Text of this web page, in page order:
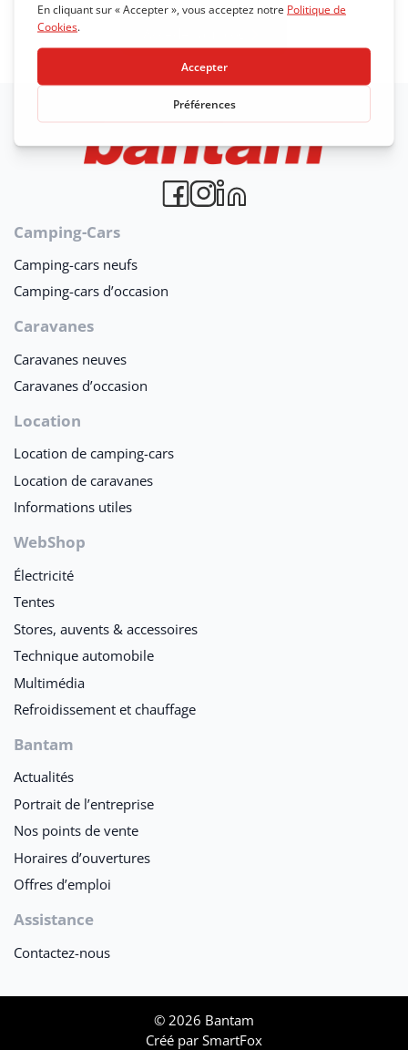
Camping-Cars
Camping-cars neufs
Camping-cars d’occasion
Caravanes
Caravanes neuves
Caravanes d’occasion
Location
Location de camping-cars
Location de caravanes
Informations utiles
WebShop
Électricité
Tentes
Stores, auvents & accessoires
Technique automobile
Multimédia
Refroidissement et chauffage
Bantam
Actualités
Portrait de l’entreprise
Nos points de vente
Horaires d’ouvertures
Offres d’emploi
Assistance
Contactez-nous
© 2026 Bantam
Créé par SmartFox